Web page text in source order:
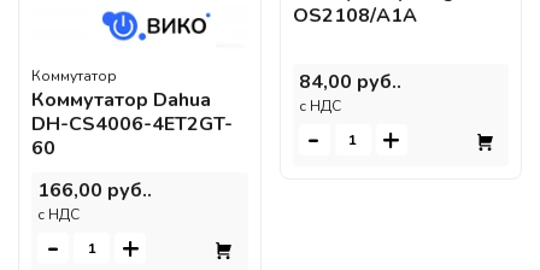
Коммутатор
Коммутатор Dahua
DH-CS4006-4ET2GT-
60
166,00 руб..
c НДС
- +
OS2108/A1A
84,00 руб..
c НДС
- +